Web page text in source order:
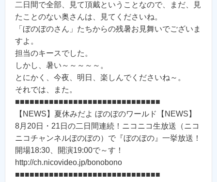
二日間で全部、見て頂戴ということなので、まだ、見
たことのない奥さんは、見てくださいね。
「ぼのぼのさん」たちからの残暑お見舞いでございま
すよ。
担当のキースでした。
しかし、暑い～～～～～。
とにかく、今夜、明日、楽しんでくださいね～。
それでは、また。
■■■■■■■■■■■■■■■■■■■■■■■■■■■■■■
【NEWS】夏休みだよ ぼのぼのワールド【NEWS】
8月20日・21日の二日間連続！ニコニコ生放送（ニコ
ニコチャンネルぼのぼの）で『ぼのぼの』一挙放送！
開場18:30、開演19:00で～す！
http://ch.nicovideo.jp/bonobono
■■■■■■■■■■■■■■■■■■■■■■■■■■■■■■